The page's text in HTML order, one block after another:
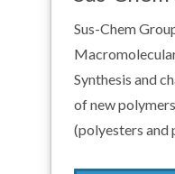
Sus-Chem
Synthesis and
of new
(polyesters and